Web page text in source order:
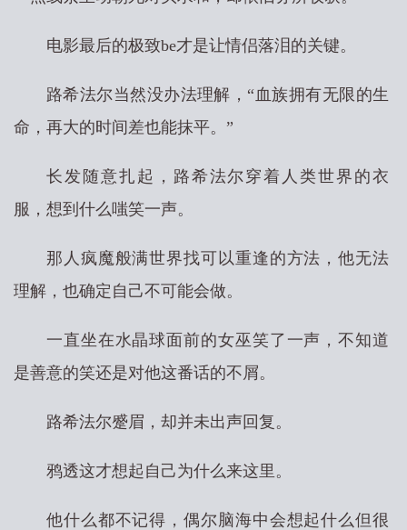
电影最后的极致be才是让情侣落泪的关键。
路希法尔当然没办法理解，“血族拥有无限的生
命，再大的时间差也能抹平。”
长发随意扎起，路希法尔穿着人类世界的衣
服，想到什么嗤笑一声。
那人疯魔般满世界找可以重逢的方法，他无法
理解，也确定自己不可能会做。
一直坐在水晶球面前的女巫笑了一声，不知道
是善意的笑还是对他这番话的不屑。
路希法尔蹙眉，却并未出声回复。
鸦透这才想起自己为什么来这里。
他什么都不记得，偶尔脑海中会想起什么但很